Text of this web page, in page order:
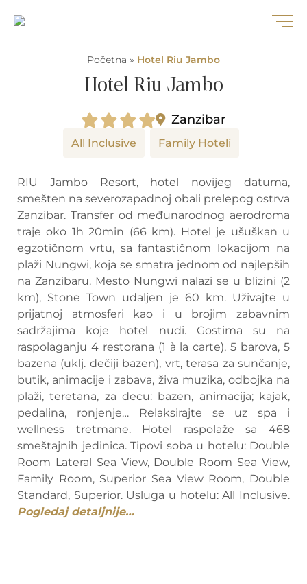
Početna » Hotel Riu Jambo
Hotel Riu Jambo
All Inclusive Family Hoteli
Zanzibar
RIU Jambo Resort, hotel novijeg datuma,
smešten na severozapadnoj obali prelepog ostrva
Zanzibar. Transfer od međunarodnog aerodroma
traje oko 1h 20min (66 km). Hotel je ušuškan u
egzotičnom vrtu, sa fantastičnom lokacijom na
plaži Nungwi, koja se smatra jednom od najlepših
na Zanzibaru. Mesto Nungwi nalazi se u blizini (2
km), Stone Town udaljen je 60 km. Uživajte u
prijatnoj atmosferi kao i u brojim zabavnim
sadržajima koje hotel nudi. Gostima su na
raspolaganju 4 restorana (1 à la carte), 5 barova, 5
bazena (uklj. dečiji bazen), vrt, terasa za sunčanje,
butik, animacije i zabava, živa muzika, odbojka na
plaži, teretana, za decu: bazen, animacija; kajak,
pedalina, ronjenje… Relaksirajte se uz spa i
wellness tretmane. Hotel raspolaže sa 468
smeštajnih jedinica. Tipovi soba u hotelu: Double
Room Lateral Sea View, Double Room Sea View,
Family Room, Superior Sea View Room, Double
Standard, Superior. Usluga u hotelu: All Inclusive.
Pogledaj detaljnije…